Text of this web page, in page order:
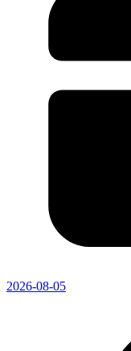
2026-08-05